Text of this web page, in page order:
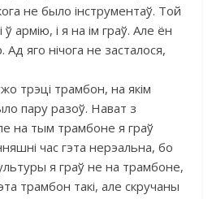
не было інструментаў. Той
армію, і я на ім граў. Але ён
яго нічога не засталося,
трэці трамбон, на якім
пару разоў. Нават з
на тым трамбоне я граў
час гэта нерэальна, бо
я граў не на трамбоне,
трамбон такі, але скручаны